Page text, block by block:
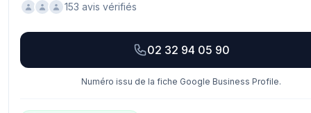
153 avis vérifiés
02 32 94 05 90
Numéro issu de la fiche Google Business Profile.